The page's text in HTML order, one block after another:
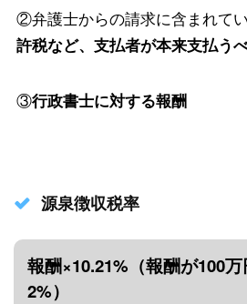
②弁護士からの請求に含まれて
許税など、支払者が本来支払う
③行政書士に対する報酬
源泉徴収税率
報酬×10.21%（報酬が100
2%）